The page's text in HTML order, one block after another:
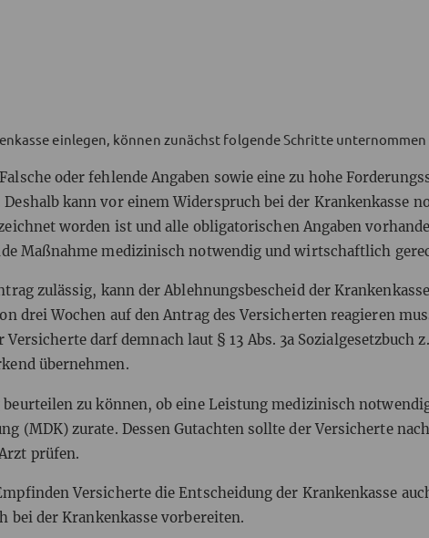
einlegen, können zunächst folgende Schritte
Falsche oder fehlende Angaben sowie eine zu hohe
kann vor einem Widerspruch bei der Krankenkasse
worden ist und alle obligatorischen Angaben
Maßnahme medizinisch notwendig und wirtschaftlich
zulässig, kann der Ablehnungsbescheid der
drei Wochen auf den Antrag des Versicherten reagieren
darf demnach laut § 13 Abs. 3a Sozialgesetzbuch
übernehmen.
zu können, ob eine Leistung medizinisch
(MDK) zurate. Dessen Gutachten sollte der Versicherte
prüfen.
Versicherte die Entscheidung der Krankenkasse
bei der Krankenkasse vorbereiten.